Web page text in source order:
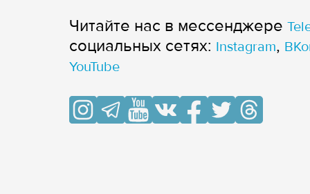
Читайте нас в мессенджере
cоциальных сетях: Instagram,
YouTube